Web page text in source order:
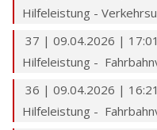
Hilfeleistung -
37 | 09.04.2026 |
Hilfeleistung -
36 | 09.04.2026 |
Hilfeleistung -